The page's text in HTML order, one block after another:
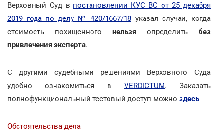
Верховный Суд в постановлении КУС ВС от 25 декабря
2019 года по делу № 420/1667/18 указал случаи, когда
стоимость похищенного нельзя определить без
привлечения эксперта.
С другими судебными решениями Верховного Суда
удобно ознакомиться в VERDICTUM. Заказать
полнофункциональный тестовый доступ можно здесь.
Обстоятельства дела